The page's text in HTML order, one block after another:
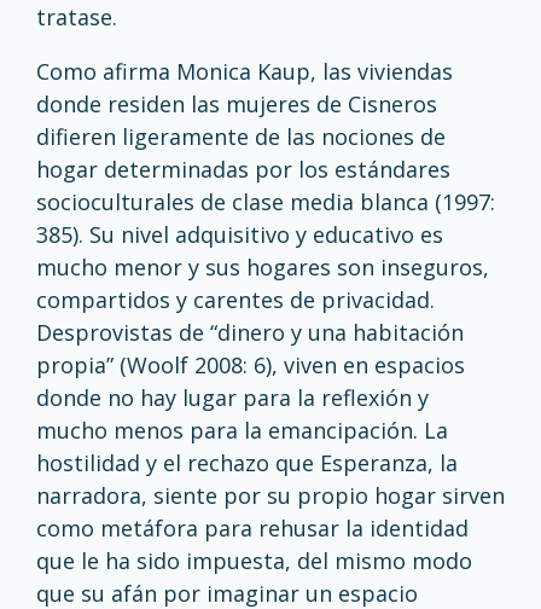
tratase.
Como afirma Monica Kaup, las viviendas
donde residen las mujeres de Cisneros
difieren ligeramente de las nociones de
hogar determinadas por los estándares
socioculturales de clase media blanca (1997:
385). Su nivel adquisitivo y educativo es
mucho menor y sus hogares son inseguros,
compartidos y carentes de privacidad.
Desprovistas de “dinero y una habitación
propia” (Woolf 2008: 6), viven en espacios
donde no hay lugar para la reflexión y
mucho menos para la emancipación. La
hostilidad y el rechazo que Esperanza, la
narradora, siente por su propio hogar sirven
como metáfora para rehusar la identidad
que le ha sido impuesta, del mismo modo
que su afán por imaginar un espacio